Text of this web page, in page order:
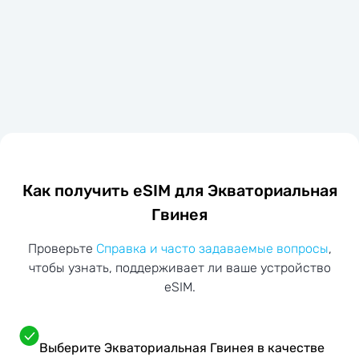
Как получить eSIM для Экваториальная
Гвинея
Проверьте Справка и часто задаваемые вопросы,
чтобы узнать, поддерживает ли ваше устройство
eSIM.
Выберите Экваториальная Гвинея в качестве